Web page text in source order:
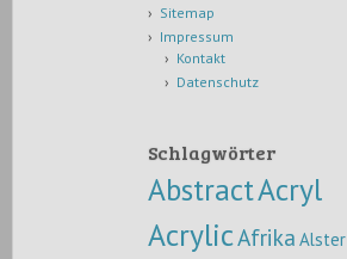
Sitemap
Impressum
Kontakt
Datenschutz
Schlagwörter
AbstractAcryl
AcrylicAfrika Alster